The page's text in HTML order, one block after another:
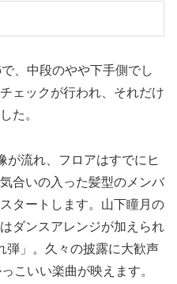
、中段のやや下手側でし
ェックが行われ、それだけ
た。
が流れ、フロアはすでにヒ
合いの入った髪型のメンバ
タートします。山下瞳月の
ダンスアレンジが加えられ
弾」。久々の披露に大歓声
こいい楽曲が映えます。